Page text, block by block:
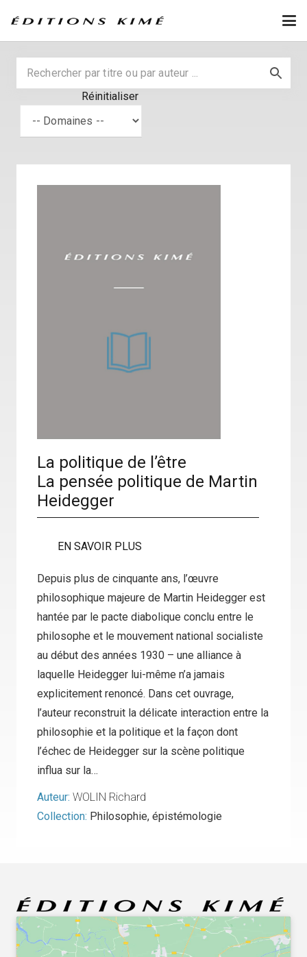
Réinitialiser
La politique de l’être
La pensée politique de Martin
Heidegger
EN SAVOIR PLUS
Depuis plus de cinquante ans, l’œuvre
philosophique majeure de Martin Heidegger est
hantée par le pacte diabolique conclu entre le
philosophe et le mouvement national socialiste
au début des années 1930 – une alliance à
laquelle Heidegger lui-même n’a jamais
explicitement renoncé. Dans cet ouvrage,
l’auteur reconstruit la délicate interaction entre la
philosophie et la politique et la façon dont
l’échec de Heidegger sur la scène politique
influa sur la…
Auteur: WOLIN Richard
Collection: Philosophie, épistémologie